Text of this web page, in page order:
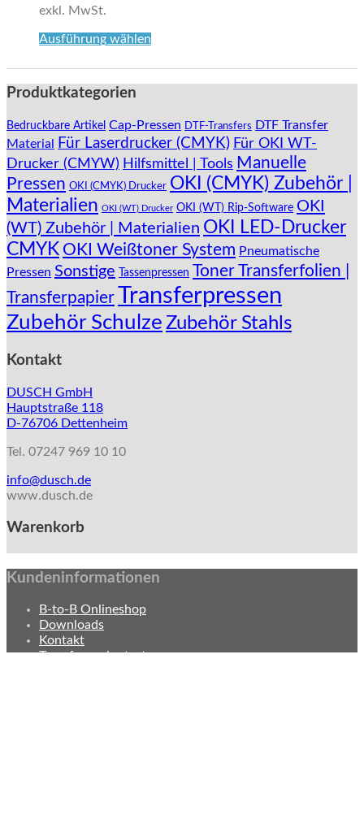
exkl. MwSt.
Ausführung wählen
weist
mehrere
Die
Optionen
können
der
Produktseite
gewählt
werden
Produktkategorien
Bedruckbare Artikel Cap-Pressen DTF-Transfers
DTF Transfer
Material
Für Laserdrucker (CMYK) Für OKI WT-
Drucker (CMYW) Hilfsmittel | Tools Manuelle
Pressen OKI (CMYK) Drucker OKI (CMYK) Zubehör |
Materialien OKI (WT) Drucker OKI (WT) Rip-Software OKI
(WT) Zubehör | Materialien OKI LED-Drucker
CMYK OKI Weißtoner System Pneumatische
Pressen Sonstige Tassenpressen Toner Transferfolien |
TransferpapierTransferpressen
Zubehör Schulze Zubehör Stahls
Kontakt
DUSCH GmbH
Hauptstraße 118
D-76706 Dettenheim
Tel. 07247 969 10 10
info@dusch.de
www.dusch.de
Warenkorb
Kundeninformationen
B-to-B Onlineshop
Downloads
Kontakt
Transferpapier testen